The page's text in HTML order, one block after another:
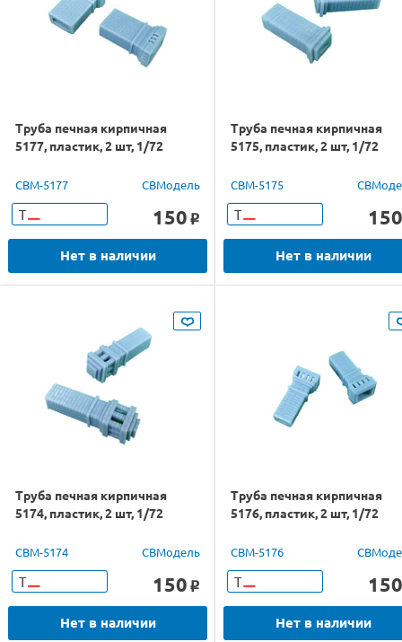
Труба печная кирпичная
5177, пластик, 2 шт, 1/72
CBM-5177 СВМодель
Т 150 o
Нет в наличии
Труба печная кирпичная
5175, пластик, 2 шт, 1/72
CBM-5175
Т 150
Нет в наличии
Труба печная кирпичная
5174, пластик, 2 шт, 1/72
CBM-5174 СВМодель
Т 150 o
Нет в наличии
Труба печная кирпичная
5176, пластик, 2 шт, 1/72
CBM-5176
Т 150
Нет в наличии